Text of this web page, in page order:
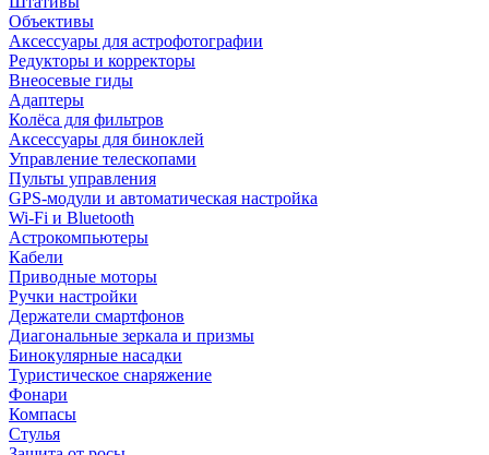
Объективы
Аксессуары для астрофотографии
Редукторы и корректоры
Внеосевые гиды
Адаптеры
Колёса для фильтров
Аксессуары для биноклей
Управление телескопами
Пульты управления
GPS-модули и автоматическая настройка
Wi-Fi и Bluetooth
Астрокомпьютеры
Кабели
Приводные моторы
Ручки настройки
Держатели смартфонов
Диагональные зеркала и призмы
Бинокулярные насадки
Туристическое снаряжение
Фонари
Компасы
Стулья